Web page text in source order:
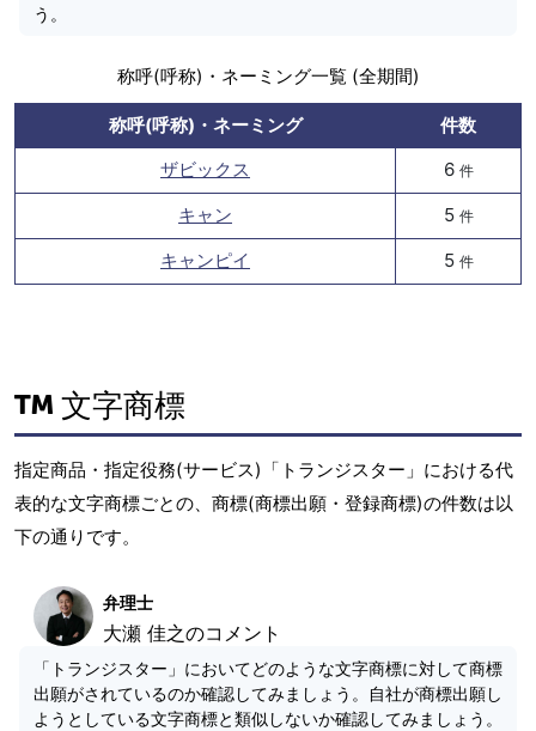
う。
称呼(呼称)・ネーミング一覧 (全期間)
称呼(呼称)・ネーミング
件数
ザビックス
6 件
キャン 5 件
キャンピイ 5 件
文字商標
指定商品・指定役務(サービス)「トランジスター」における代
表的な文字商標ごとの、商標(商標出願・登録商標)の件数は以
下の通りです。
弁理士
大瀬 佳之のコメント
「トランジスター」においてどのような文字商標に対して商標
出願がされているのか確認してみましょう。自社が商標出願し
ようとしている文字商標と類似しないか確認してみましょう。